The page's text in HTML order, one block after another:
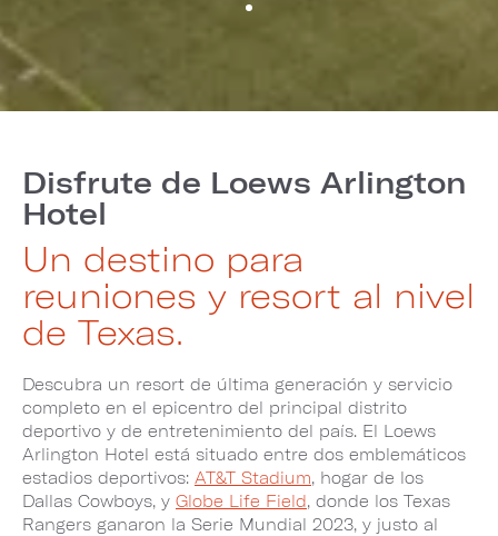
Disfrute de Loews Arlington
Hotel
Un destino para
reuniones y resort al nivel
de Texas.
Descubra un resort de última generación y servicio
completo en el epicentro del principal distrito
deportivo y de entretenimiento del país. El Loews
Arlington Hotel está situado entre dos emblemáticos
estadios deportivos: AT&T Stadium, hogar de los
Dallas Cowboys, y Globe Life Field, donde los Texas
Rangers ganaron la Serie Mundial 2023, y justo al